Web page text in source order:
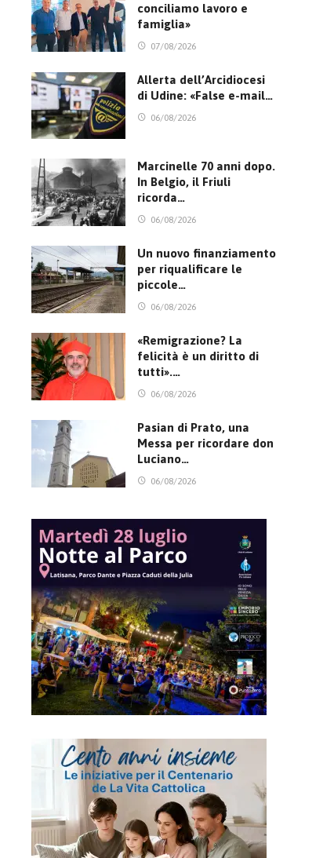
conciliamo lavoro e
famiglia»
07/08/2026
Allerta dell’Arcidiocesi
di Udine: «False e-mail…
06/08/2026
Marcinelle 70 anni dopo.
In Belgio, il Friuli
ricorda…
06/08/2026
Un nuovo finanziamento
per riqualificare le
piccole…
06/08/2026
«Remigrazione? La
felicità è un diritto di
tutti».…
06/08/2026
Pasian di Prato, una
Messa per ricordare don
Luciano…
06/08/2026